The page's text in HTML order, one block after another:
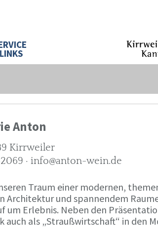
Anton
Kirrweiler
· info@anton-wein.de
Traum einer modernen,
Architektur und spannendem
um Erlebnis. Neben den
auch als „Straußwirtschaft“ in den